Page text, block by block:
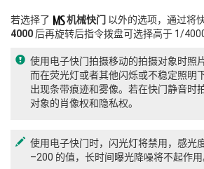
若选择了 机械快门 以外的选项，通过将
4000 后再旋转后指令拨盘可选择高于 1/
使用电子快门拍摄移动的拍摄对象时照
而在荧光灯或者其他闪烁或不稳定照明
出现条带痕迹和雾像。若在快门静音时
对象的肖像权和隐私权。
使用电子快门时，闪光灯将禁用，感光
–200 的值，长时间曝光降噪将不起作用